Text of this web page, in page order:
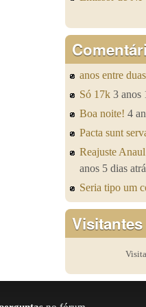
anos entre
Só 17k 3 anos
Boa noite! 4
Pacta sunt
Reajuste
anos 5 dias
Seria tipo um